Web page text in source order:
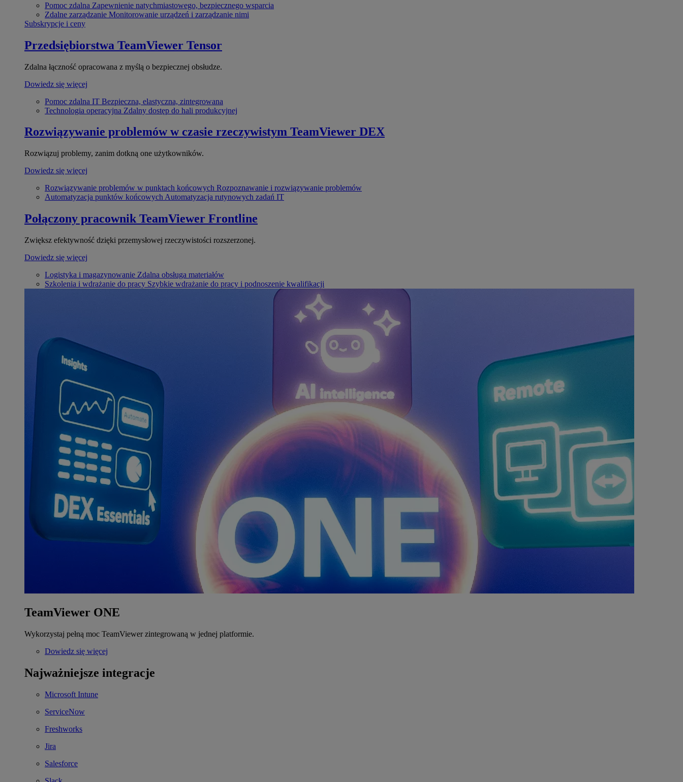
Pomoc zdalna Zapewnienie natychmiastowego, bezpiecznego wsparcia
Zdalne zarządzanie Monitorowanie urządzeń i zarządzanie nimi
Subskrypcje i ceny
Przedsiębiorstwa TeamViewer Tensor
Zdalna łączność opracowana z myślą o bezpiecznej obsłudze.
Dowiedz się więcej
Pomoc zdalna IT Bezpieczna, elastyczna, zintegrowana
Technologia operacyjna Zdalny dostęp do hali produkcyjnej
Rozwiązywanie problemów w czasie rzeczywistym TeamViewer DEX
Rozwiązuj problemy, zanim dotkną one użytkowników.
Dowiedz się więcej
Rozwiązywanie problemów w punktach końcowych Rozpoznawanie i rozwiązywanie problemów
Automatyzacja punktów końcowych Automatyzacja rutynowych zadań IT
Połączony pracownik TeamViewer Frontline
Zwiększ efektywność dzięki przemysłowej rzeczywistości rozszerzonej.
Dowiedz się więcej
Logistyka i magazynowanie Zdalna obsługa materiałów
Szkolenia i wdrażanie do pracy Szybkie wdrażanie do pracy i podnoszenie kwalifikacji
TeamViewer ONE
Wykorzystaj pełną moc TeamViewer zintegrowaną w jednej platformie.
Dowiedz się więcej
Najważniejsze integracje
Microsoft Intune
ServiceNow
Freshworks
Jira
Salesforce